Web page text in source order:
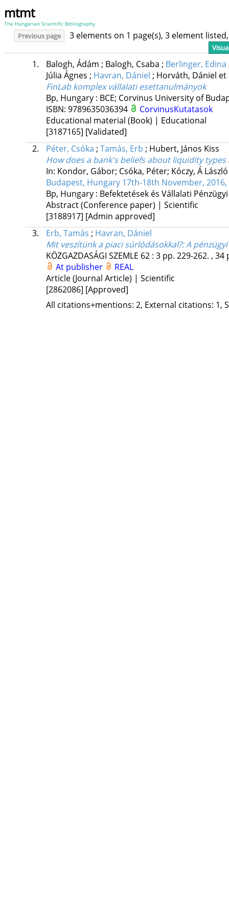
mtmt
The Hungarian Scientific Bibliography
Previous page 3 elements on 1 page(s), 3 element
1. Balogh, Ádám ; Balogh, Csaba ; Berlinger, Edina
Júlia Ágnes ; Havran, Dániel ; Horváth, Dániel et
FinLab komplex vállalati esettanulmányok
Bp, Hungary : BCE; Corvinus University of
ISBN: 9789635036394
CorvinusKutatasok
Educational material (Book) | Educational
[3187165] [Validated]
2.
Péter, Csóka ; Tamás, Erb ; Hubert, János Kiss
How does a bank's beliefs about liquidity
In: Kondor, Gábor; Csóka, Péter; Kóczy, Á
Budapest, Hungary 17th-18th November,
Bp, Hungary : Befektetések és Vállalati
Abstract (Conference paper) | Scientific
[3188917] [Admin approved]
3.
Erb, Tamás ; Havran, Dániel
Mit veszítünk a piaci súrlódásokkal?: A
KÖZGAZDASÁGI SZEMLE 62: 3 pp. 229-262. , 34
At publisher
REAL
Article (Journal Article) | Scientific
[2862086] [Approved]
All citations+mentions: 2, External citations: 1,